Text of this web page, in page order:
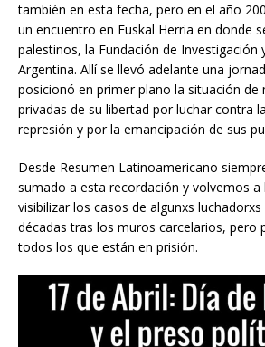
también en esta fecha, pero en el año
un encuentro en Euskal Herria en donde
palestinos, la Fundación de Investigación
Argentina. Allí se llevó adelante una
posicionó en primer plano la situación de
privadas de su libertad por luchar contra
represión y por la emancipación de sus
Desde Resumen Latinoamericano
sumado a esta recordación y volvemos
visibilizar los casos de algunxs
décadas tras los muros carcelarios, pero
todos los que están en prisión.